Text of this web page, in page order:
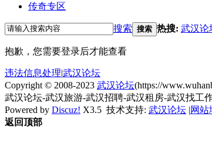
传奇专区
搜索 搜索 热搜: 武汉论
抱歉，您需要登录后才能查看
违法信息处理|武汉论坛
Copyright © 2008-2023 武汉论坛(https://
武汉论坛-武汉旅游-武汉招聘-武汉租房-武汉找工
Powered by Discuz! X3.5 技术支持: 武汉论坛 |网站
返回顶部